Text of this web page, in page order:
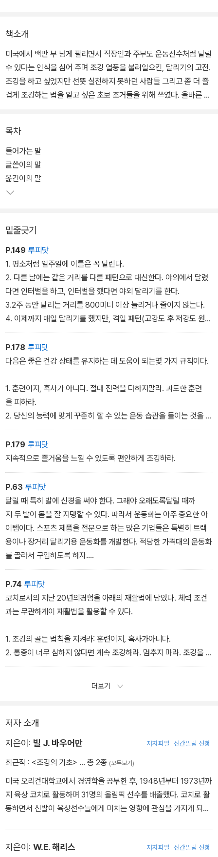
책소개
미국에서 백만 부 넘게 팔리면서 직장인과 주부도 운동선수처럼 달릴
수 있다는 인식을 심어 주며 조깅 열풍을 불러일으킨, 달리기의 고전.
조깅을 하고 싶었지만 선뜻 실천하지 못하던 사람들 그리고 좀 더 즐
겁게 조깅하는 법을 알고 싶은 초보 조거들을 위해 쓰였다. 올바른 자
기하는 것이 아니라 달리기와 걷기를 결합한 운동 프로그램을 제시해
직접 따라 할 수 있는 매뉴얼북이다.
“신체만 있다면 누구나 운동선수다!If you have a body, you are
an *Athlete” 빌 바우어만의 신념이자, 나이키 본사에 걸려 있는 문
목차
들어가는 말
글쓴이의 말
옮긴이의 말
밑줄긋기
P.149 루피닷
1. 평소처럼 일주일에 이틀은 꼭 달린다.
2. 다른 날에는 같은 거리를 다른 패턴으로 대신한다. 야외에서 달렸
다면 인터벌을 하고, 인터벌을 했다면 야외 달리기를 한다.
3.2주 동안 달리는 거리를 800미터 이상 늘리거나 줄이지 않는다.
4. 이제까지 매일 달리기를 했지만, 격일 패턴(고강도 후 저강도 원
칙)의 효과를 테스트하고 싶다면 서서히 이 방식을 적용한다. 며칠 동
안 변화된 스케줄에 집중하여 저강도의 날에는 운동량을 줄이고 반대
로 고강도의 날에는 늘려라.
P.178 루피닷
다음은 좋은 건강 상태를 유지하는 데 도움이 되는몇 가지 규칙이다.
1. 훈련이지, 혹사가 아니다. 절대 전력을 다하지말라. 과도한 훈련
을 피하라.
2. 당신의 능력에 맞게 꾸준히 할 수 있는 운동 습관을 들이는 것을 목
표로 플랜 A, B, 또는 C의스케줄을 따르자.
3. 매일 격렬한 조깅을 하지 않도록 하라. 일주일에 3-4일이 적당하
다. ‘고강도 후 저강도‘ 원칙을 기억하라. 하루는 열심히 운동했다
면 다음날은 쉬어라.
4. 혼자서 또는 같이 조깅하라. 그리고 원할 때 언제든지 조깅하라. 장
소에 구애받지 않고 다양한 풍경을 즐길 수 있다.
5. 조깅 프로그램은 조정 가능하다는 것을 기억하라. 만약 운동
을 한 번 빠졌거나 아프거나 다른어떤 이유로 잠시 멈췄다면, 오늘
의 건강 상태에 맞춰 다시 시작하면 된다.
P.179 루피닷
지속적으로 즐거움을 느낄 수 있도록 편안하게 조깅하라.
P.63 루피닷
달릴 때 특히 발에 신경을 써야 한다. 그래야 오래도록달릴 때까
지 두 발이 몸을 잘 지탱할 수 있다. 따라서 운동화는 아주 중요한 아
이템이다. 스포츠 제품을 전문으로 하는 많은 기업들은 특별히 트랙
용이나 장거리 달리기용 운동화를 개발한다. 적당한 가격대의 운동화
를 골라서 구입하도록 하자.
나이가 들수록, 우리의 발은 더 많은 쿠션이 필요하다. 달리기용 신발
은 바닥에 잔 무늬가 있거나 얇은 고무창이 덧대어져 있고 견고해
야 한다.
P.74 루피닷
코치로서의 지난 20년의경험을 아래의 재활법에 담았다. 체력 조건
과는 무관하게이 재활법을 활용할 수 있다.
1. 조깅의 골든 법칙을 지켜라: 훈련이지, 혹사가아니다.
2. 통증이 너무 심하지 않다면 계속 조깅하라. 멈추지 마라. 조깅을 계
속하지 않는다면 오히려통증이 재발할 것이다. 스케줄을 다시 2-3주
한 나뭇잎들이 충격을 흡수하고 불편감을 줄여 준다. 만약 부드러
을 부드럽게 만들어라.
4. 만약 통증이 너무 심하거나 초보 조거라면, 스케줄에 따라 걷기까
지만 하라.
5. 운동은 즐거워야 한다. 만약 통증이 너무 심하다면 1-2주 정도 완
전하게 휴식을 취하는 것이
더보기
저자 소개
지은이: 빌 J. 바우어만 저자파일 신간알림 신청
최근작 : <조깅의 기초> … 총 2종 (모두보기)
미국 오리건대학교에서 경영학을 공부한 후, 1948년부터 1973년까
지 육상 코치로 활동하며 31명의 올림픽 선수를 배출했다. 코치로 활
동하면서 신발이 육상선수들에게 미치는 영향에 관심을 가지게 되었
밑창에 붙여 선수들을 뛰게 한 일화는 유명하다. 1964년, 육상팀 선
지은이: W.E. 해리스 저자파일 신간알림 신청